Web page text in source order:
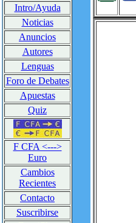
Intro/Ayuda
Noticias
Anuncios
Autores
Lenguas
Foro de Debates
Apuestas
Quiz
F CFA <--->
Euro
Cambios
Recientes
Contacto
Suscribirse